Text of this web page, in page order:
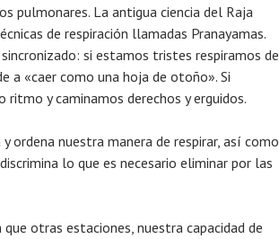
pulmonares. La antigua ciencia del Raja
de respiración llamadas Pranayamas.
si estamos tristes respiramos de
a «caer como una hoja de otoño». Si
y caminamos derechos y erguidos.
ordena nuestra manera de respirar, así como
lo que es necesario eliminar por las
otras estaciones, nuestra capacidad de